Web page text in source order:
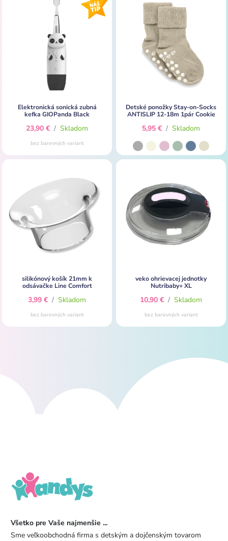
Elektronická sonická zubná
kefka GIOPanda Black
23,90 € / Skladom
bez barevných variant
Detské ponožky Stay-on-Socks
ANTISLIP 12-18m 1pár Cookie
5,95 € / Skladom
silikónový košík 21mm k
odsávačke Line Comfort
3,99 € / Skladom
bez barevných variant
veko ohrievacej jednotky
Nutribaby+ XL
10,90 € / Skladom
bez barevných variant
Všetko pre Vaše najmenšie ...
Sme veľkoobchodná firma s detským a dojčenským tovarom